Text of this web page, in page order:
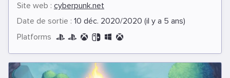
Site web : cyberpunk.net
Date de sortie : 10 déc. 2020/2020 (il y a 5 ans)
Platforms